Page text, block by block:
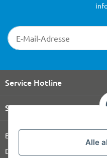
Alle
Newsletter-Registrierung
Service Hotline
Shop Service
Barrierefreiheitserklärung
Datenschutz